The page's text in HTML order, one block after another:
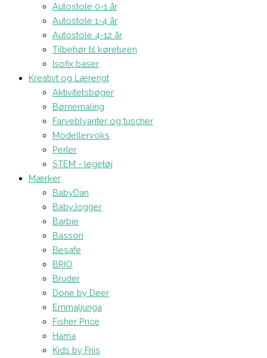
Autostole 0-1 år
Autostole 1-4 år
Autostole 4-12 år
Tilbehør til køreturen
Isofix baser
Kreativt og Lærerigt
Aktivitetsbøger
Børnemaling
Farveblyanter og tuscher
Modellervoks
Perler
STEM - legetøj
Mærker
BabyDan
BabyJogger
Barbie
Basson
Besafe
BRIO
Bruder
Done by Deer
Emmaljunga
Fisher Price
Hama
Kids by Friis